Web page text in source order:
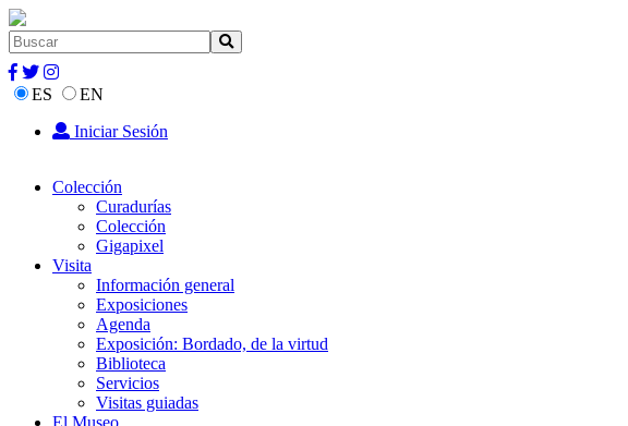
ES
EN
Iniciar Sesión
Colección
Curadurías
Colección
Gigapixel
Visita
Información general
Exposiciones
Agenda
Exposición: Bordado, de la virtud
Biblioteca
Servicios
Visitas guiadas
El Museo